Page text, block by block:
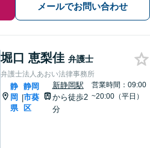
メールでお問い合わせ
堀口 恵梨佳 弁護士
弁護士法人あおい法律事務所
静
岡
県
|
静岡
市葵
区
新静岡駅
から徒歩2
分
営業時間：09:00
~20:00（平日）